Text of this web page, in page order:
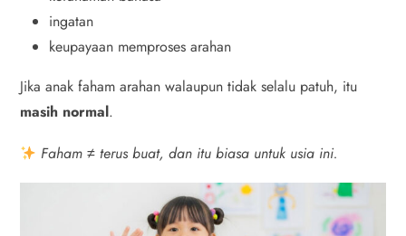
ingatan
keupayaan memproses arahan
Jika anak faham arahan walaupun tidak selalu patuh, itu
masih normal.
Faham ≠ terus buat, dan itu biasa untuk usia ini.